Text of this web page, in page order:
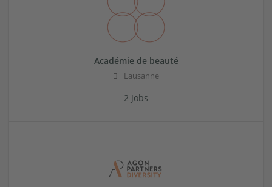
Académie de beauté
Lausanne
2 Jobs